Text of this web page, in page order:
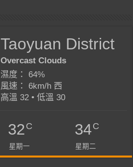
Taoyuan District
Overcast Clouds
濕度： 64%
風速： 6km/h 西
高溫 32 • 低溫 30
32C
星期一
34C
星期二